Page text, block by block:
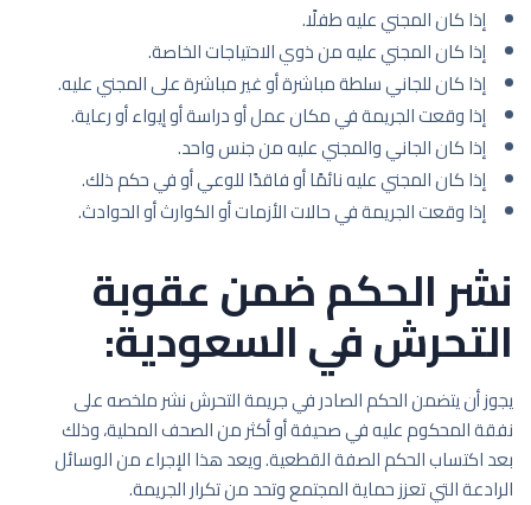
إذا كان المجني عليه طفلًا.
إذا كان المجني عليه من ذوي الاحتياجات الخاصة.
إذا كان للجاني سلطة مباشرة أو غير مباشرة على المجني عليه.
إذا وقعت الجريمة في مكان عمل أو دراسة أو إيواء أو رعاية.
إذا كان الجاني والمجني عليه من جنس واحد.
إذا كان المجني عليه نائمًا أو فاقدًا للوعي أو في حكم ذلك.
إذا وقعت الجريمة في حالات الأزمات أو الكوارث أو الحوادث.
نشر الحكم ضمن عقوبة
التحرش في السعودية:
يجوز أن يتضمن الحكم الصادر في جريمة التحرش نشر ملخصه على
نفقة المحكوم عليه في صحيفة أو أكثر من الصحف المحلية، وذلك
بعد اكتساب الحكم الصفة القطعية. ويعد هذا الإجراء من الوسائل
الرادعة التي تعزز حماية المجتمع وتحد من تكرار الجريمة.